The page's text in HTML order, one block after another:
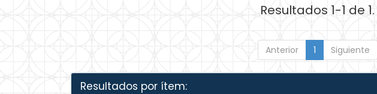
Resultados 1-1 de 1.
Anterior 1 Siguiente
Resultados por ítem: